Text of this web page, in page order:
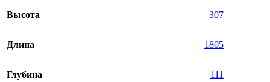
Высота 307
Длина 1805
Глубина 111